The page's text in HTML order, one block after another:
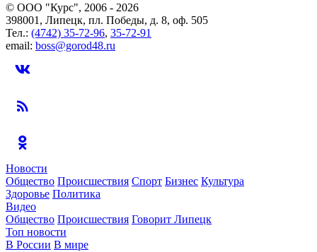
© ООО "Курс", 2006 - 2026
398001, Липецк, пл. Победы, д. 8, оф. 505
Тел.: (4742) 35-72-96, 35-72-91
email: boss@gorod48.ru
Новости
Общество Происшествия Спорт Бизнес Культура
Здоровье Политика
Видео
Общество Происшествия Говорит Липецк
Топ новости
В России В мире